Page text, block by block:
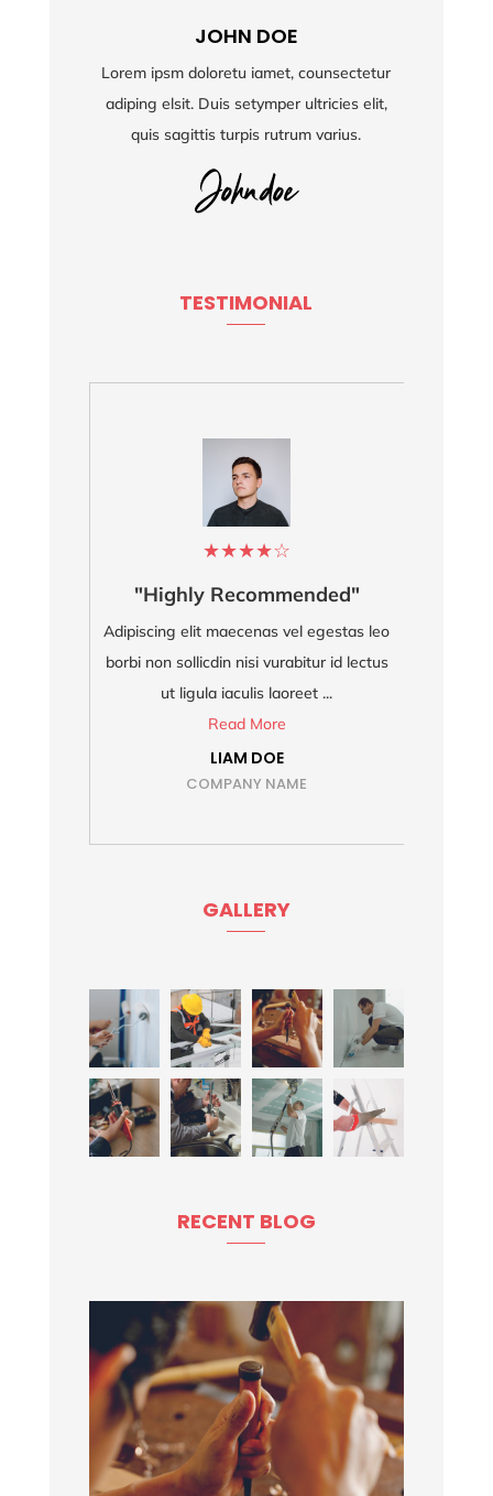
JOHN DOE
Lorem ipsm doloretu iamet, counsectetur
adiping elsit. Duis setymper ultricies elit,
quis sagittis turpis rutrum varius.
TESTIMONIAL
★★★★☆
"Highly Recommended"
Adipiscing elit maecenas vel egestas leo
borbi non sollicdin nisi vurabitur id lectus
ut ligula iaculis laoreet ...
Read More
LIAM DOE
COMPANY NAME
GALLERY
RECENT BLOG